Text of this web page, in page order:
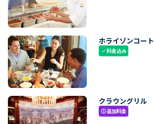
ホライゾンコート
check料金込み
クラウングリル
paid追加料金